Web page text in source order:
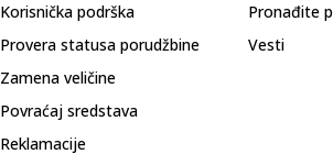
Korisnička podrška
Provera statusa porudžbine
Zamena veličine
Povraćaj sredstava
Reklamacije
Pronađite
Vesti